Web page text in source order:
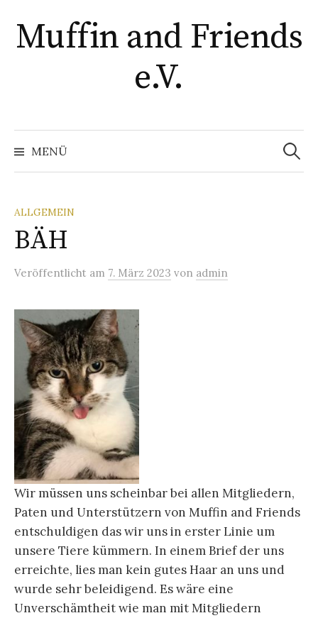
zum
Inhalt
Muffin and Friends
e.V.
MENÜ
Suchen
nach:
ALLGEMEIN
BÄH
Veröffentlicht am 7. März 2023 von admin
Wir müssen uns scheinbar bei allen Mitgliedern,
Paten und Unterstützern von Muffin and Friends
entschuldigen das wir uns in erster Linie um
unsere Tiere kümmern. In einem Brief der uns
erreichte, lies man kein gutes Haar an uns und
wurde sehr beleidigend. Es wäre eine
Unverschämtheit wie man mit Mitgliedern